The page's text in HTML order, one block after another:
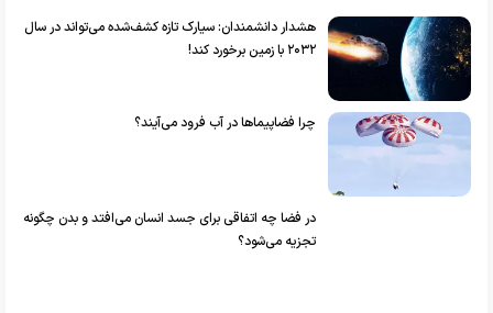
هشدار دانشمندان: سیارک تازه کشف‌شده می‌تواند در سال
۲۰۳۲ با زمین برخورد کند!
چرا فضاپیماها در آب فرود می‌آیند؟
در فضا چه اتفاقی برای جسد انسان می‌افتد و بدن چگونه
تجزیه می‌شود؟